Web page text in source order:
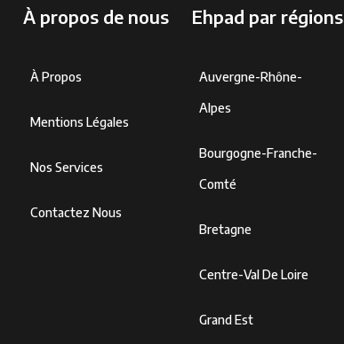
À propos de nous
À Propos
Mentions Légales
Nos Services
Contactez Nous
Ehpad par régions
Auvergne-Rhône-
Alpes
Bourgogne-Franche-
Comté
Bretagne
Centre-Val De Loire
Grand Est